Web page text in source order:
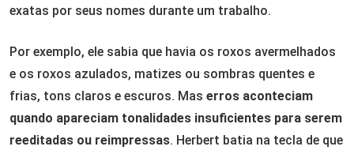
exatas por seus nomes durante um trabalho.
Por exemplo, ele sabia que havia os roxos avermelhados
e os roxos azulados, matizes ou sombras quentes e
frias, tons claros e escuros. Mas erros aconteciam
quando apareciam tonalidades insuficientes para serem
reeditadas ou reimpressas. Herbert batia na tecla de que